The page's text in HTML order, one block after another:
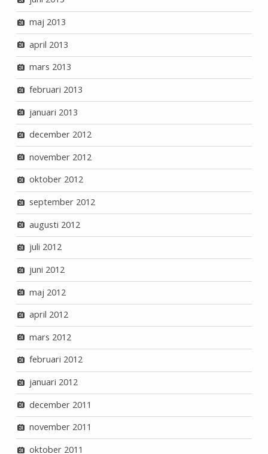
maj 2013
april 2013
mars 2013
februari 2013
januari 2013
december 2012
november 2012
oktober 2012
september 2012
augusti 2012
juli 2012
juni 2012
maj 2012
april 2012
mars 2012
februari 2012
januari 2012
december 2011
november 2011
oktober 2011